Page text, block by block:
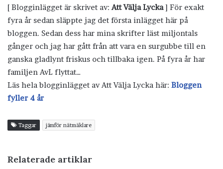
[ Blogginlägget är skrivet av:Att Välja Lycka] För exakt
fyra år sedan släppte jag det första inlägget här på
bloggen. Sedan dess har mina skrifter läst miljontals
gånger och jag har gått från att vara en surgubbe till en
ganska gladlynt friskus och tillbaka igen. På fyra år har
familjen AvL flyttat…
Läs hela blogginlägget av Att Välja Lycka här: Bloggen
fyller 4 år
Taggar jämför nätmäklare
Relaterade artiklar